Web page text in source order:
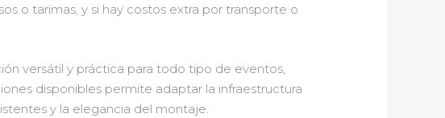
o tarimas, y si hay costos extra por transporte o
versátil y práctica para todo tipo de eventos,
disponibles permite adaptar la infraestructura
y la elegancia del montaje.